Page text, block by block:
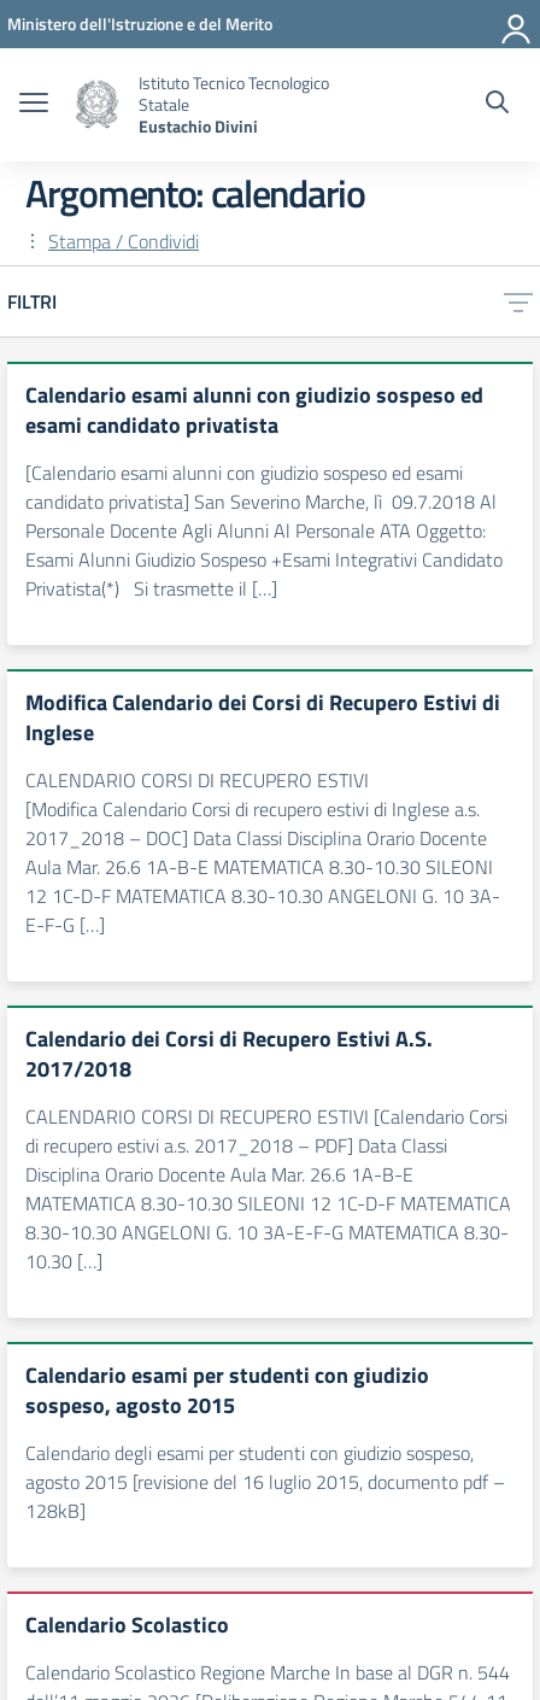
Vai ai contenuti
Vai al menu di navigazione
Vai al footer
Ministero dell'Istruzione e del Merito
Istituto Tecnico Tecnologico
Statale
Eustachio Divini
Argomento: calendario
Stampa / Condividi
FILTRI
Calendario esami alunni con giudizio sospeso ed
esami candidato privatista
[Calendario esami alunni con giudizio sospeso ed esami
candidato privatista] San Severino Marche, lì 09.7.2018 Al
Personale Docente Agli Alunni Al Personale ATA Oggetto:
Esami Alunni Giudizio Sospeso +Esami Integrativi Candidato
Privatista(*) Si trasmette il […]
Modifica Calendario dei Corsi di Recupero Estivi di
Inglese
CALENDARIO CORSI DI RECUPERO ESTIVI
[Modifica Calendario Corsi di recupero estivi di Inglese a.s.
2017_2018 – DOC] Data Classi Disciplina Orario Docente
Aula Mar. 26.6 1A-B-E MATEMATICA 8.30-10.30 SILEONI
12 1C-D-F MATEMATICA 8.30-10.30 ANGELONI G. 10 3A-
E-F-G […]
Calendario dei Corsi di Recupero Estivi A.S.
2017/2018
CALENDARIO CORSI DI RECUPERO ESTIVI [Calendario Corsi
di recupero estivi a.s. 2017_2018 – PDF] Data Classi
Disciplina Orario Docente Aula Mar. 26.6 1A-B-E
MATEMATICA 8.30-10.30 SILEONI 12 1C-D-F MATEMATICA
8.30-10.30 ANGELONI G. 10 3A-E-F-G MATEMATICA 8.30-
10.30 […]
Calendario esami per studenti con giudizio
sospeso, agosto 2015
Calendario degli esami per studenti con giudizio sospeso,
agosto 2015 [revisione del 16 luglio 2015, documento pdf –
128kB]
Calendario Scolastico
Calendario Scolastico Regione Marche In base al DGR n. 544